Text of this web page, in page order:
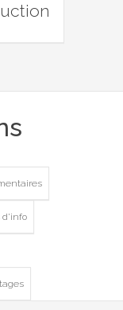
d'info